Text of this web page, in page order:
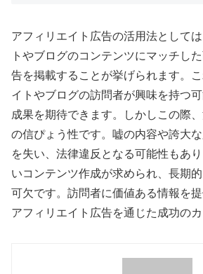
アフィリエイト広告の活用法として
トやブログのコンテンツにマッチし
告を掲載することが挙げられます。
イトやブログの訪問者が興味を持つ
成果を期待できます。しかしこの際
の信ぴょう性です。嘘の内容や誇大
を失い、法律違反となる可能性もあ
いコンテンツ作成が求められ、長期
可欠です。訪問者に価値ある情報を提
アフィリエイト広告を通じた成功のカ